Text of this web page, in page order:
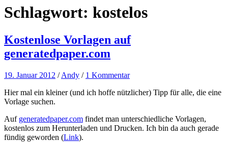
Schlagwort: kostelos
Kostenlose Vorlagen auf
generatedpaper.com
19. Januar 2012 /Andy / 1 Kommentar
Hier mal ein kleiner (und ich hoffe nützlicher) Tipp für alle, die eine
Vorlage suchen.
Auf generatedpaper.com findet man unterschiedliche Vorlagen,
kostenlos zum Herunterladen und Drucken. Ich bin da auch gerade
fündig geworden (Link).